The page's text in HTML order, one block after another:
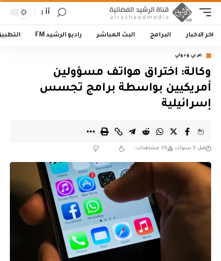
أأ
اخر الاخبار البرامج البث المباشر راديو الرشيد FM
عربي ودولي
وكالة: اختراق هواتف مسؤولين
أمريكيين بواسطة برامج تجسس
إسرائيلية
قبل 5 سنوات 39 مشاهدات